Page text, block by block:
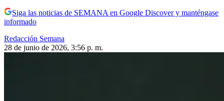
Siga las noticias de SEMANA en Google Discover y manténgase
informado
Redacción Semana
28 de junio de 2026, 3:56 p. m.